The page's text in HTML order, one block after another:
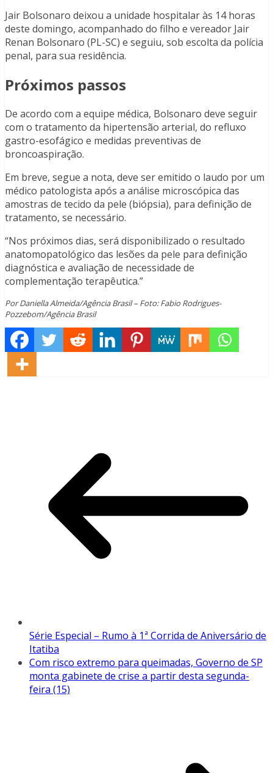
Jair Bolsonaro deixou a unidade hospitalar às 14 horas
deste domingo, acompanhado do filho e vereador Jair
Renan Bolsonaro (PL-SC) e seguiu, sob escolta da polícia
penal, para sua residência.
Próximos passos
De acordo com a equipe médica, Bolsonaro deve seguir
com o tratamento da hipertensão arterial, do refluxo
gastro-esofágico e medidas preventivas de
broncoaspiração.
Em breve, segue a nota, deve ser emitido o laudo por um
médico patologista após a análise microscópica das
amostras de tecido da pele (biópsia), para definição de
tratamento, se necessário.
“Nos próximos dias, será disponibilizado o resultado
anatomopatológico das lesões da pele para definição
diagnóstica e avaliação de necessidade de
complementação terapêutica.”
Por Daniella Almeida/Agência Brasil – Foto: Fabio Rodrigues-
Pozzebom/Agência Brasil
Série Especial – Rumo à 1ª Corrida de Aniversário de
Itatiba
Com risco extremo para queimadas, Governo de SP
monta gabinete de crise a partir desta segunda-
feira (15)